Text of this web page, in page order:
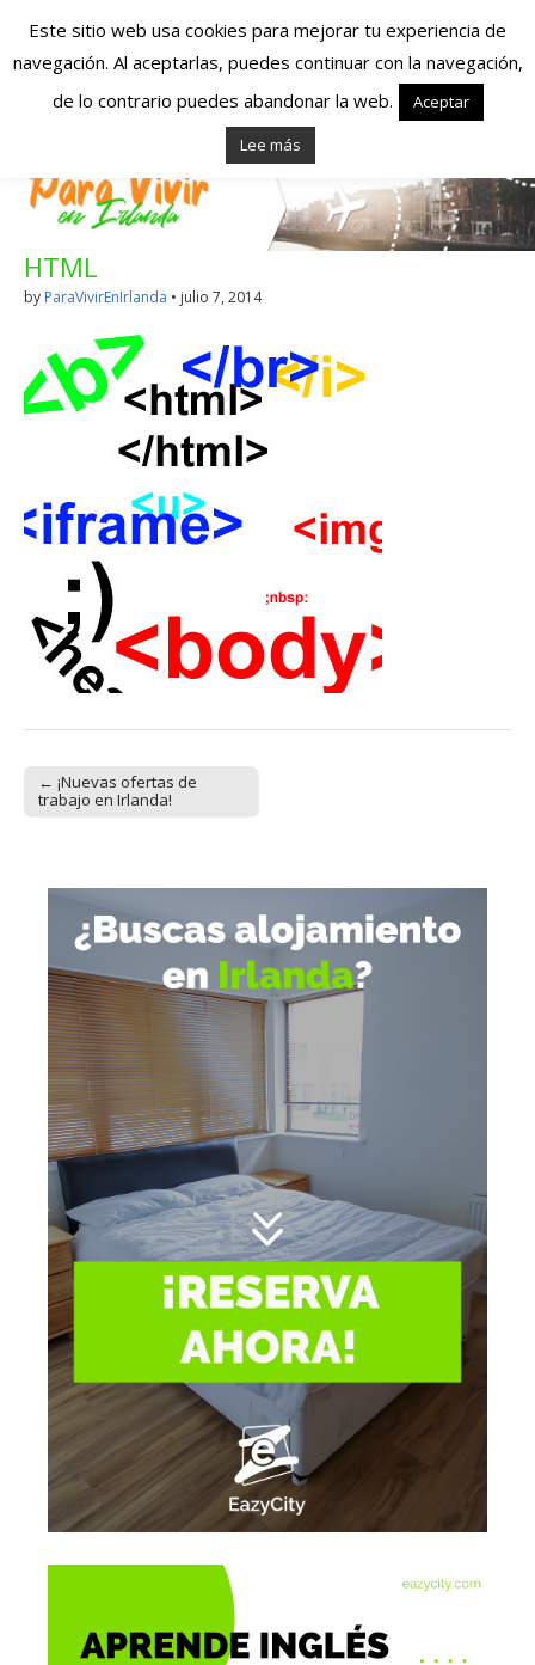
Españoles en
Irlanda – Vivir en
Irlanda – Trabajo
en Irlanda –
Alojamiento en
Irlanda
Blog dedicado a los que viven, estudian y trabajan en
HTML
by ParaVivirEnIrlanda • julio 7, 2014
Post navigation
← ¡Nuevas ofertas de
trabajo en Irlanda!
Este sitio web usa cookies para mejorar tu experiencia de
navegación. Al aceptarlas, puedes continuar con la navegación,
de lo contrario puedes abandonar la web.
Aceptar
Lee más